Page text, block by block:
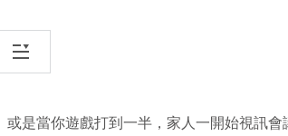
是當你遊戲打到一半，家人一開始視訊